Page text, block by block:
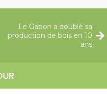
Le Gabon a doublé sa
production de bois en 10
ans